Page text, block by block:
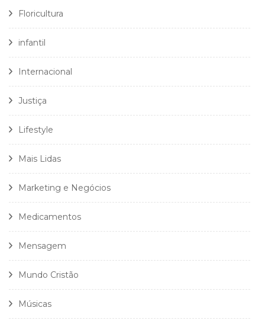
Floricultura
infantil
Internacional
Justiça
Lifestyle
Mais Lidas
Marketing e Negócios
Medicamentos
Mensagem
Mundo Cristão
Músicas